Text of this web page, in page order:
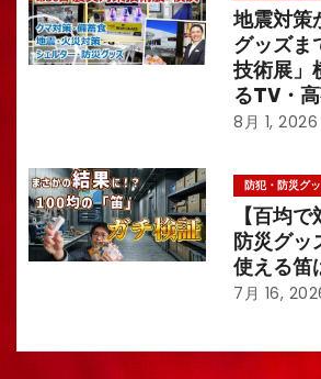
地震対策
グッズま
技術展」
るTV・高
8月 1, 2026
防犯・防災グ
【百均
防災グッ
使える笛
7月 16,